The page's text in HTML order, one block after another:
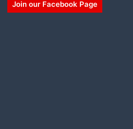
Join our Facebook Page